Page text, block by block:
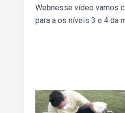
Webnesse vídeo vamos
para a os níveis 3 e 4 da